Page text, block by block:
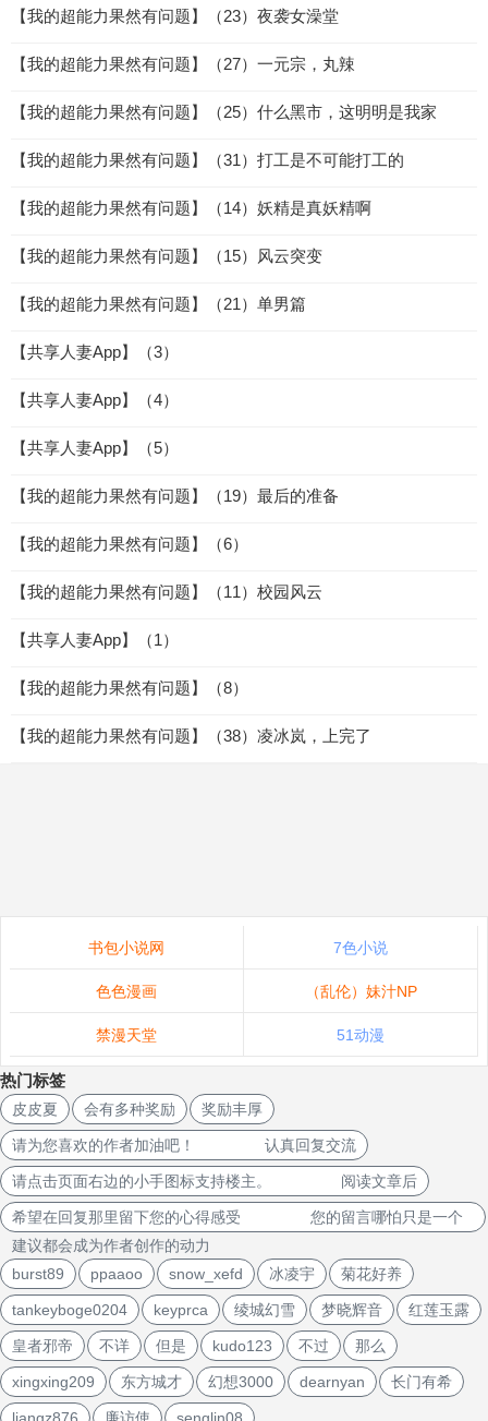
【我的超能力果然有问题】（23）夜袭女澡堂
【我的超能力果然有问题】（27）一元宗，丸辣
【我的超能力果然有问题】（25）什么黑市，这明明是我家
【我的超能力果然有问题】（31）打工是不可能打工的
【我的超能力果然有问题】（14）妖精是真妖精啊
【我的超能力果然有问题】（15）风云突变
【我的超能力果然有问题】（21）单男篇
【共享人妻App】（3）
【共享人妻App】（4）
【共享人妻App】（5）
【我的超能力果然有问题】（19）最后的准备
【我的超能力果然有问题】（6）
【我的超能力果然有问题】（11）校园风云
【共享人妻App】（1）
【我的超能力果然有问题】（8）
【我的超能力果然有问题】（38）凌冰岚，上完了
书包小说网 7色小说
色色漫画 （乱伦）妹汁NP
禁漫天堂 51动漫
热门标签
皮皮夏 会有多种奖励 奖励丰厚
请为您喜欢的作者加油吧！ 认真回复交流
请点击页面右边的小手图标支持楼主。 阅读文章后
希望在回复那里留下您的心得感受 您的留言哪怕只是一个
建议都会成为作者创作的动力
burst89
ppaaoo snow_xefd 冰凌宇 菊花好养
tankeyboge0204 keyprca 绫城幻雪 梦晓辉音 红莲玉露
皇者邪帝 不详 但是 kudo123 不过 那么
xingxing209 东方城才 幻想3000 dearnyan 长门有希